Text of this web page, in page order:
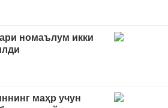
номаълум икки
маҳр учун